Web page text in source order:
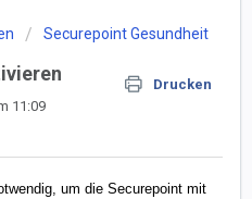
Securepoint Gesundheit
Drucken
11:09
um die Securepoint mit